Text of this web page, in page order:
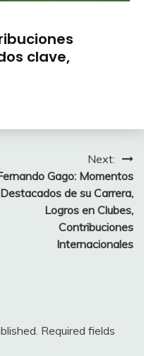
clave,
Next:
Gago: Momentos
Destacados de su Carrera,
Logros en Clubes,
Contribuciones
Internacionales
Required fields